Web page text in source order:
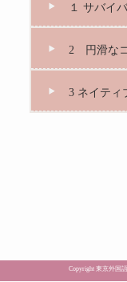
１ サバイ
2 円滑な
3 ネイティ
Copyright 東京外国